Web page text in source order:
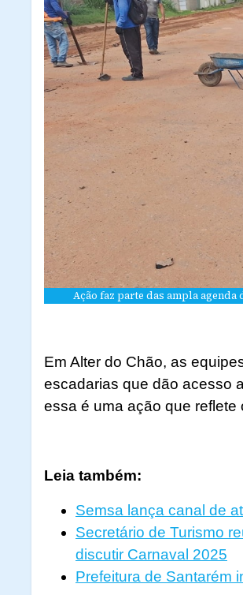
Ação faz parte das ampla agenda
Em Alter do Chão, as
escadarias que dão acesso
essa é uma ação que reflete
Leia também:
Semsa lança canal de
Secretário de Turismo
discutir Carnaval 2025
Prefeitura de Santarém